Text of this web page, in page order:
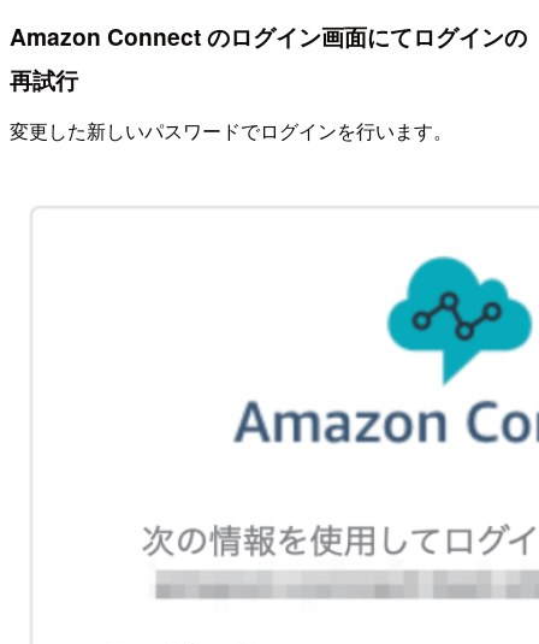
Amazon Connect のログイン画面にてログインの
再試行
変更した新しいパスワードでログインを行います。